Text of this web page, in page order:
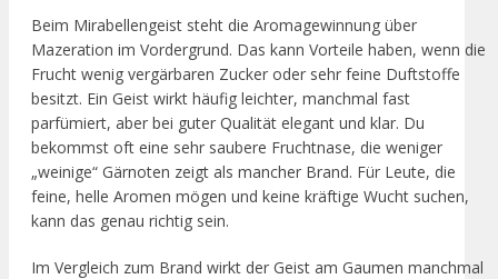
Beim Mirabellengeist steht die Aromagewinnung über
Mazeration im Vordergrund. Das kann Vorteile haben, wenn die
Frucht wenig vergärbaren Zucker oder sehr feine Duftstoffe
besitzt. Ein Geist wirkt häufig leichter, manchmal fast
parfümiert, aber bei guter Qualität elegant und klar. Du
bekommst oft eine sehr saubere Fruchtnase, die weniger
„weinige“ Gärnoten zeigt als mancher Brand. Für Leute, die
feine, helle Aromen mögen und keine kräftige Wucht suchen,
kann das genau richtig sein.
Im Vergleich zum Brand wirkt der Geist am Gaumen manchmal